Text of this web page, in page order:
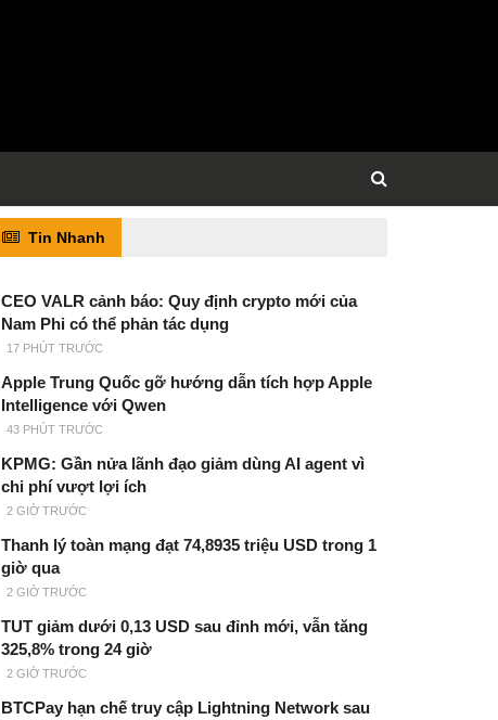
Tin Nhanh
CEO VALR cảnh báo: Quy định crypto mới của
Nam Phi có thể phản tác dụng
17 PHÚT TRƯỚC
Apple Trung Quốc gỡ hướng dẫn tích hợp Apple
Intelligence với Qwen
43 PHÚT TRƯỚC
KPMG: Gần nửa lãnh đạo giảm dùng AI agent vì
chi phí vượt lợi ích
2 GIỜ TRƯỚC
Thanh lý toàn mạng đạt 74,8935 triệu USD trong 1
giờ qua
2 GIỜ TRƯỚC
TUT giảm dưới 0,13 USD sau đỉnh mới, vẫn tăng
325,8% trong 24 giờ
2 GIỜ TRƯỚC
BTCPay hạn chế truy cập Lightning Network sau